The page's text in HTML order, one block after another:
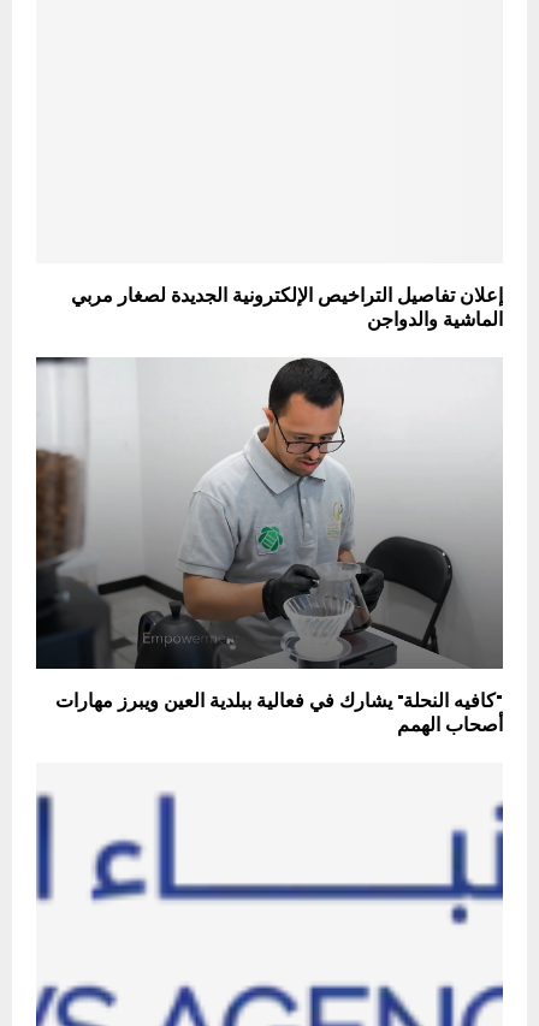
إعلان تفاصيل التراخيص الإلكترونية الجديدة لصغار مربي
الماشية والدواجن
"كافيه النحلة" يشارك في فعالية ببلدية العين ويبرز مهارات
أصحاب الهمم